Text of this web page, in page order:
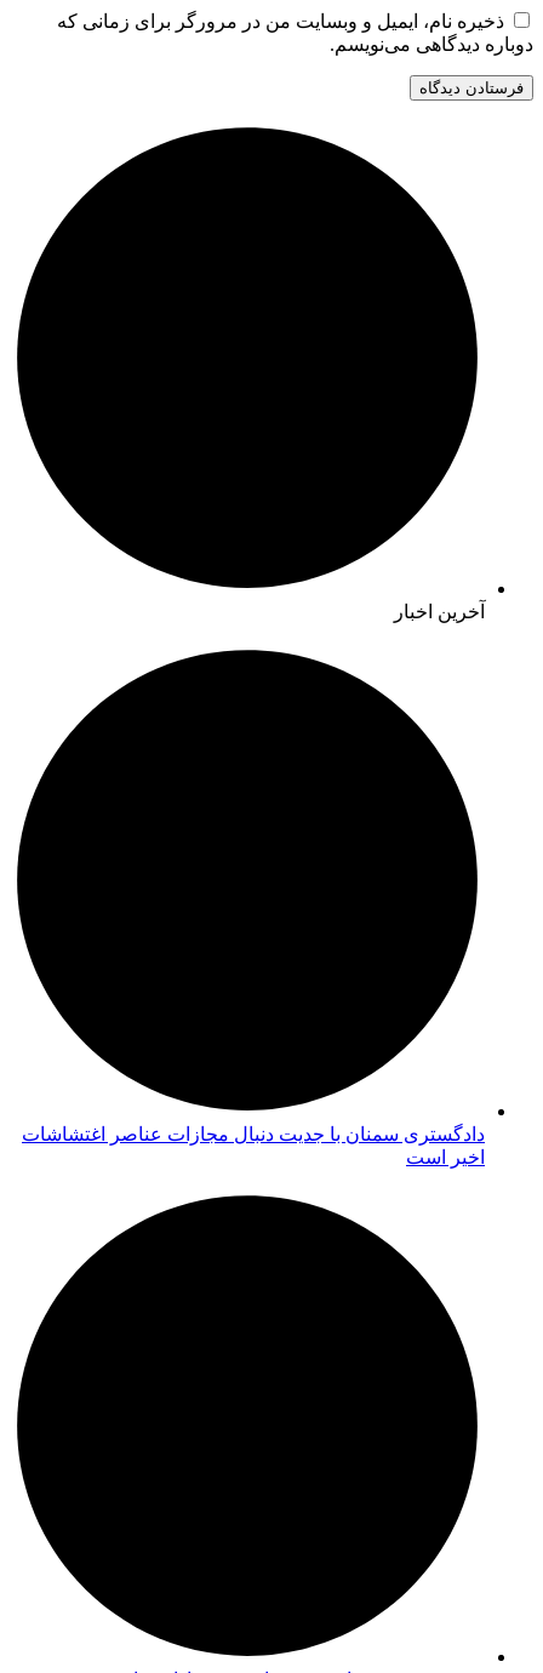
ذخیره نام، ایمیل و وبسایت من در مرورگر برای زمانی که
دوباره دیدگاهی می‌نویسم.
آخرین اخبار
دادگستری سمنان با جدیت دنبال مجازات عناصر اغتشاشات
اخیر است